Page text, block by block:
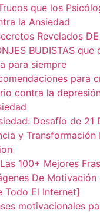
que los
la Ansiedad
Revelados
BUDISTAS que
para siempre
para
contra la
Desafío de 21
y Transformación
Las 100+ Mejores
De Motivación
Todo El Internet]
motivacionales